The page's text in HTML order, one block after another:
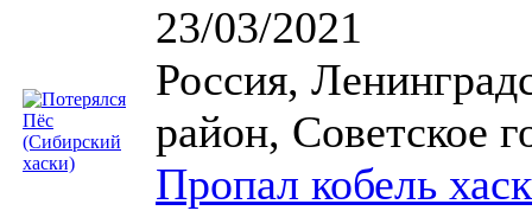
23/03/2021
Россия,
район, Советское
Пропал кобель